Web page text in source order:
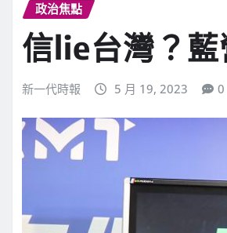
政治焦點
信lie台灣？
新一代時報 5 月 19, 2023 0